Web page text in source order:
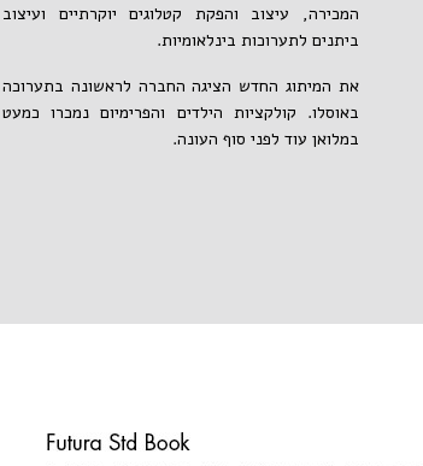
המכירה, עיצוב והפקת קטלוגים יוקרתיים ועיצוב
ביתנים לתערוכות בינלאומיות.
את המיתוג החדש הציגה החברה לראשונה בתערוכה
באוסלו. קולקציות הילדים והפרימיום נמכרו כמעט
במלואן עוד לפני סוף העונה.